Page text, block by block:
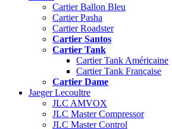
Cartier Ballon Bleu
Cartier Pasha
Cartier Roadster
Cartier Santos
Cartier Tank
Cartier Tank Américaine
Cartier Tank Française
Cartier Dame
Jaeger Lecoultre
JLC AMVOX
JLC Master Compressor
JLC Master Control